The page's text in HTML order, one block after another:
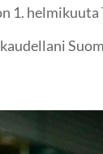
1. helmikuuta